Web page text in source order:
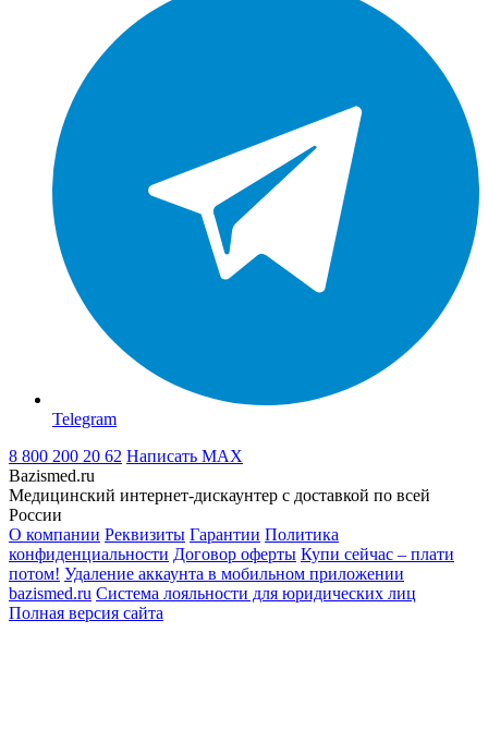
Telegram
8 800 200 20 62 Написать MAX
Bazismed.ru
Медицинский интернет-дискаунтер с доставкой по всей
России
О компании Реквизиты Гарантии Политика
конфиденциальности Договор оферты Купи сейчас – плати
потом! Удаление аккаунта в мобильном приложении
bazismed.ru Система лояльности для юридических лиц
Полная версия сайта